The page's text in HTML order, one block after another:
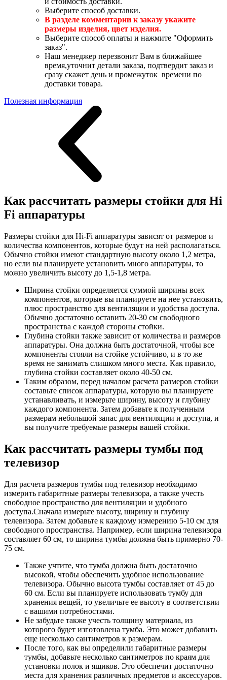
Выберите способ доставки.
В разделе комментарии к заказу укажите
размеры изделия, цвет изделия.
Выберите способ оплаты и нажмите "Оформить
заказ".
Наш менеджер перезвонит Вам в ближайшее
время,уточнит детали заказа, подтвердит заказ и
сразу скажет день и промежуток времени по
доставки товара.
Полезная информация
Как рассчитать размеры стойки для Hi
Fi аппаратуры
Размеры стойки для Hi-Fi аппаратуры зависят от размеров и
количества компонентов, которые будут на ней располагаться.
Обычно стойки имеют стандартную высоту около 1,2 метра,
но если вы планируете установить много аппаратуры, то
можно увеличить высоту до 1,5-1,8 метра.
Ширина стойки определяется суммой ширины всех
компонентов, которые вы планируете на нее установить,
плюс пространство для вентиляции и удобства доступа.
Обычно достаточно оставить 20-30 см свободного
пространства с каждой стороны стойки.
Глубина стойки также зависит от количества и размеров
аппаратуры. Она должна быть достаточной, чтобы все
компоненты стояли на стойке устойчиво, и в то же
время не занимать слишком много места. Как правило,
глубина стойки составляет около 40-50 см.
Таким образом, перед началом расчета размеров стойки
составьте список аппаратуры, которую вы планируете
устанавливать, и измерьте ширину, высоту и глубину
каждого компонента. Затем добавьте к полученным
размерам небольшой запас для вентиляции и доступа, и
вы получите требуемые размеры вашей стойки.
Как рассчитать размеры тумбы под
телевизор
Для расчета размеров тумбы под телевизор необходимо
измерить габаритные размеры телевизора, а также учесть
свободное пространство для вентиляции и удобного
доступа.Сначала измерьте высоту, ширину и глубину
телевизора. Затем добавьте к каждому измерению 5-10 см для
свободного пространства. Например, если ширина телевизора
составляет 60 см, то ширина тумбы должна быть примерно 70-
75 см.
Также учтите, что тумба должна быть достаточно
высокой, чтобы обеспечить удобное использование
телевизора. Обычно высота тумбы составляет от 45 до
60 см. Если вы планируете использовать тумбу для
хранения вещей, то увеличьте ее высоту в соответствии
с вашими потребностями.
Не забудьте также учесть толщину материала, из
которого будет изготовлена тумба. Это может добавить
еще несколько сантиметров к размерам.
После того, как вы определили габаритные размеры
тумбы, добавьте несколько сантиметров по краям для
установки полок и ящиков. Это обеспечит достаточно
места для хранения различных предметов и аксессуаров.